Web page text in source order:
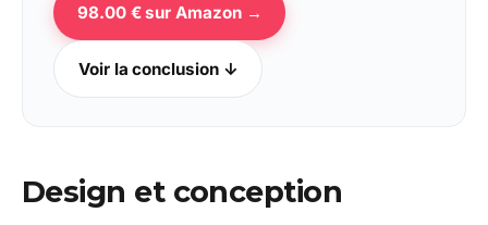
98.00 € sur Amazon →
Voir la conclusion ↓
Design et conception